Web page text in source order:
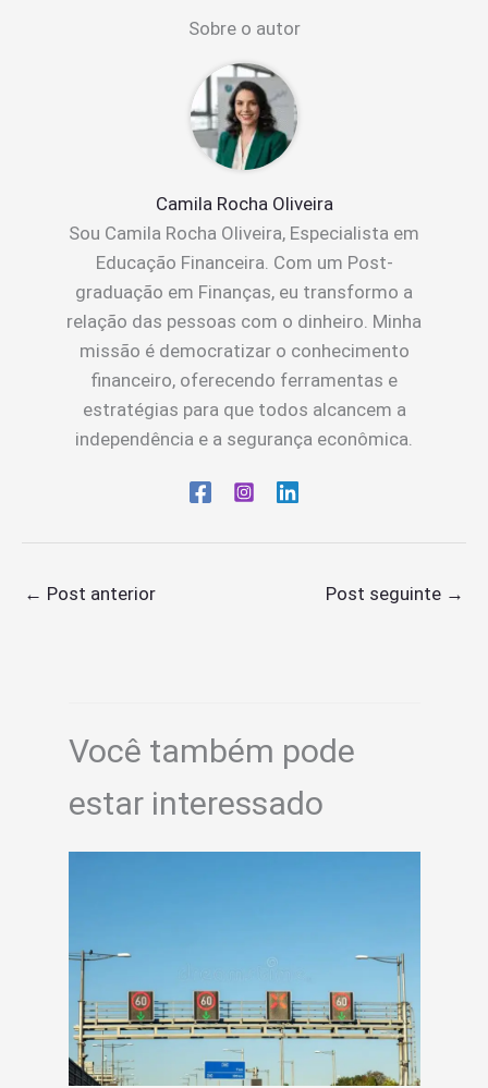
Sobre o autor
Camila Rocha Oliveira
Sou Camila Rocha Oliveira, Especialista em
Educação Financeira. Com um Post-
graduação em Finanças, eu transformo a
relação das pessoas com o dinheiro. Minha
missão é democratizar o conhecimento
financeiro, oferecendo ferramentas e
estratégias para que todos alcancem a
independência e a segurança econômica.
← Post anterior Post seguinte →
Você também pode
estar interessado